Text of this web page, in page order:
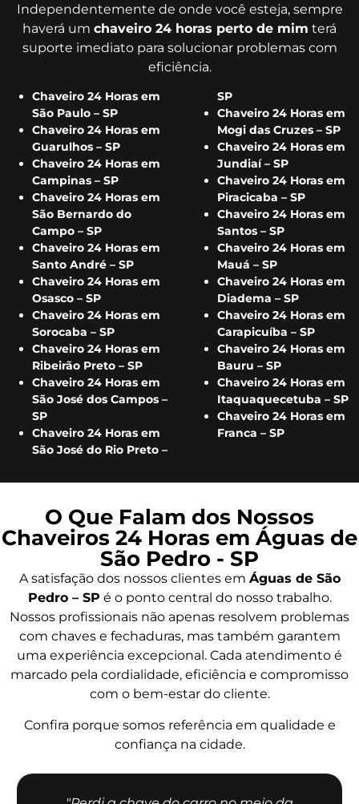
Independentemente de onde você esteja, sempre
haverá um chaveiro 24 horas perto de mim terá
suporte imediato para solucionar problemas com
eficiência.
Chaveiro 24 Horas em
São Paulo – SP
Chaveiro 24 Horas em
Guarulhos – SP
Chaveiro 24 Horas em
Campinas – SP
Chaveiro 24 Horas em
São Bernardo do
Campo – SP
Chaveiro 24 Horas em
Santo André – SP
Chaveiro 24 Horas em
Osasco – SP
Chaveiro 24 Horas em
Sorocaba – SP
Chaveiro 24 Horas em
Ribeirão Preto – SP
Chaveiro 24 Horas em
São José dos Campos –
SP
Chaveiro 24 Horas em
São José do Rio Preto –
SP
Chaveiro 24 Horas em
Mogi das Cruzes – SP
Chaveiro 24 Horas em
Jundiaí – SP
Chaveiro 24 Horas em
Piracicaba – SP
Chaveiro 24 Horas em
Santos – SP
Chaveiro 24 Horas em
Mauá – SP
Chaveiro 24 Horas em
Diadema – SP
Chaveiro 24 Horas em
Carapicuíba – SP
Chaveiro 24 Horas em
Bauru – SP
Chaveiro 24 Horas em
Itaquaquecetuba – SP
Chaveiro 24 Horas em
Franca – SP
O Que Falam dos Nossos
Chaveiros 24 Horas em Águas de
São Pedro - SP
A satisfação dos nossos clientes em Águas de São
Pedro – SP é o ponto central do nosso trabalho.
Nossos profissionais não apenas resolvem problemas
com chaves e fechaduras, mas também garantem
uma experiência excepcional. Cada atendimento é
marcado pela cordialidade, eficiência e compromisso
com o bem-estar do cliente.
Confira porque somos referência em qualidade e
confiança na cidade.